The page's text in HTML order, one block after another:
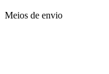
Meios de envio